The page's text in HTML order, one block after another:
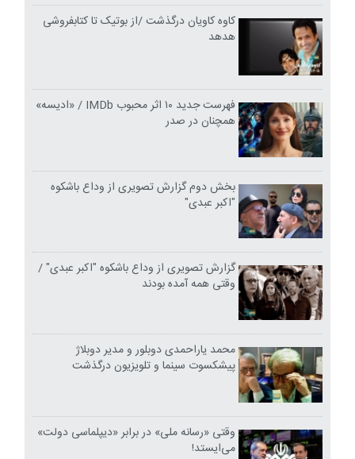
کاوه کاویان درگذشت /از بوتیک تا کتابفروشی
هدهد
فهرست جدید ۱۰ اثر محبوب IMDb / «ادیسه»
همچنان در صدر
بخش دوم گزارش تصویری از وداع باشکوه
"اکبر عبدی"
گزارش تصویری از وداع باشکوه "اکبر عبدی" /
وقتی همه آمده بودند
محمد یاراحمدی دوبلور و مدیر دوبلاژ
پیشکسوت سینما و تلویزیون درگذشت
وقتی «رسانه ملی» در برابر «دیپلماسی دولت»
می‌ایستد!